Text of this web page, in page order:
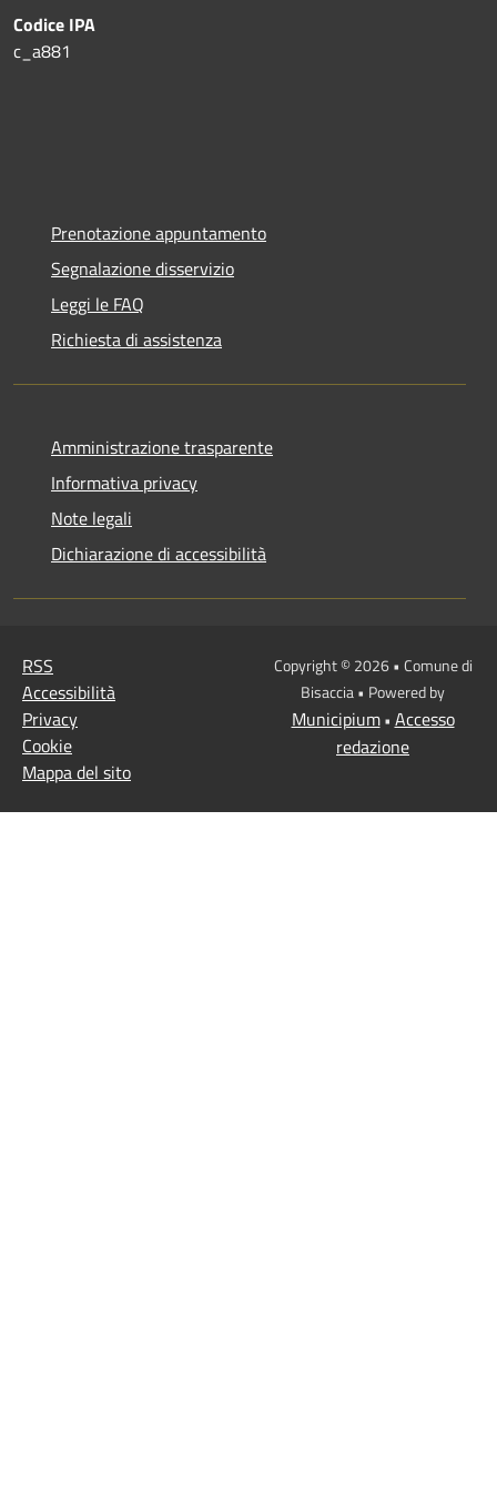
Codice IPA
c_a881
Prenotazione appuntamento
Segnalazione disservizio
Leggi le FAQ
Richiesta di assistenza
Amministrazione trasparente
Informativa privacy
Note legali
Dichiarazione di accessibilità
RSS
Accessibilità
Privacy
Cookie
Mappa del sito
Copyright © 2026 • Comune di
Bisaccia • Powered by
Municipium• Accesso
redazione